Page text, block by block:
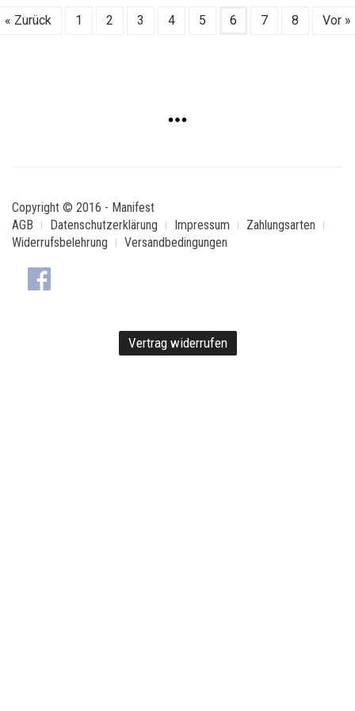
« Zurück 1 2 3 4 5 6 7 8 Vor »
Copyright © 2016 - Manifest
AGB
Datenschutzerklärung Impressum
Zahlungsarten
Widerrufsbelehrung
Versandbedingungen
Vertrag widerrufen